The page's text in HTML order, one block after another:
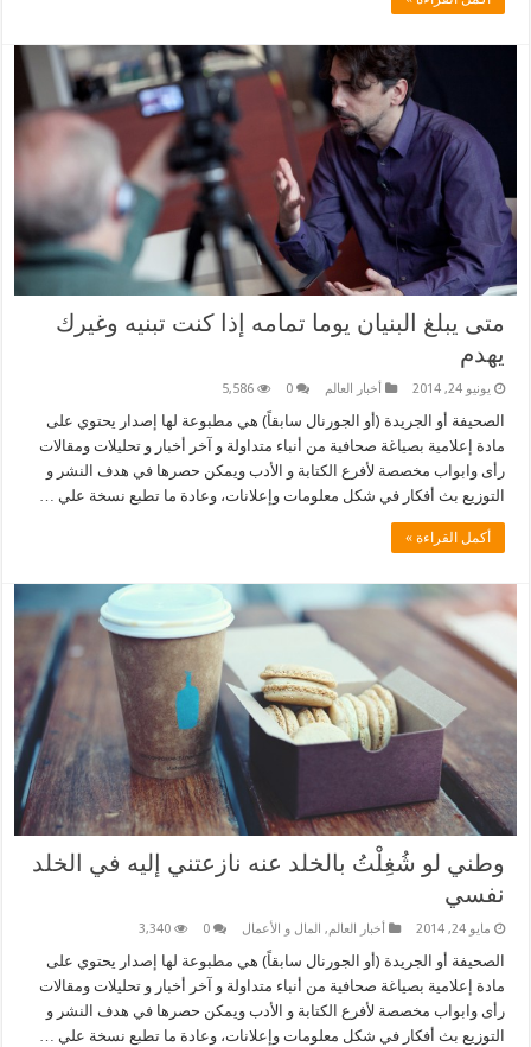
متى يبلغ البنيان يوما تمامه إذا كنت تبنيه وغيرك
يهدم
يونيو 24, 2014 أخبار العالم 0
5,586
الصحيفة أو الجريدة (أو الجورنال سابقاً) هي مطبوعة لها إصدار يحتوي على
مادة إعلامية بصياغة صحافية من أنباء متداولة و آخر أخبار و تحليلات ومقالات
رأى وابواب مخصصة لأفرع الكتابة و الأدب ويمكن حصرها في هدف النشر و
التوزيع بث أفكار في شكل معلومات وإعلانات، وعادة ما تطبع نسخة علي …
أكمل القراءة »
وطني لو شُغِلْتُ بالخلد عنه نازعتني إليه في الخلد
نفسي
مايو 24, 2014 أخبار العالم, المال و الأعمال 0
3,340
الصحيفة أو الجريدة (أو الجورنال سابقاً) هي مطبوعة لها إصدار يحتوي على
مادة إعلامية بصياغة صحافية من أنباء متداولة و آخر أخبار و تحليلات ومقالات
رأى وابواب مخصصة لأفرع الكتابة و الأدب ويمكن حصرها في هدف النشر و
التوزيع بث أفكار في شكل معلومات وإعلانات، وعادة ما تطبع نسخة علي …